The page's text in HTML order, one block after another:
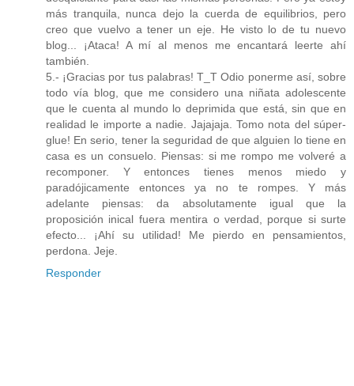
más tranquila, nunca dejo la cuerda de equilibrios, pero
creo que vuelvo a tener un eje. He visto lo de tu nuevo
blog... ¡Ataca! A mí al menos me encantará leerte ahí
también.
5.- ¡Gracias por tus palabras! T_T Odio ponerme así, sobre
todo vía blog, que me considero una niñata adolescente
que le cuenta al mundo lo deprimida que está, sin que en
realidad le importe a nadie. Jajajaja. Tomo nota del súper-
glue! En serio, tener la seguridad de que alguien lo tiene en
casa es un consuelo. Piensas: si me rompo me volveré a
recomponer. Y entonces tienes menos miedo y
paradójicamente entonces ya no te rompes. Y más
adelante piensas: da absolutamente igual que la
proposición inical fuera mentira o verdad, porque si surte
efecto... ¡Ahí su utilidad! Me pierdo en pensamientos,
perdona. Jeje.
Responder